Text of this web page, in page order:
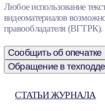
Любое использование
видеоматериалов
правообладателя (ВГТРК).
Сообщить об опечатке
Обращение в
СТАТЬИ ЖУРНАЛА